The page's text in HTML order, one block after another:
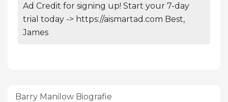
Ad Credit for signing up! Start your 7-day
trial today -> https://aismartad.com Best,
James
Barry Manilow Biografie